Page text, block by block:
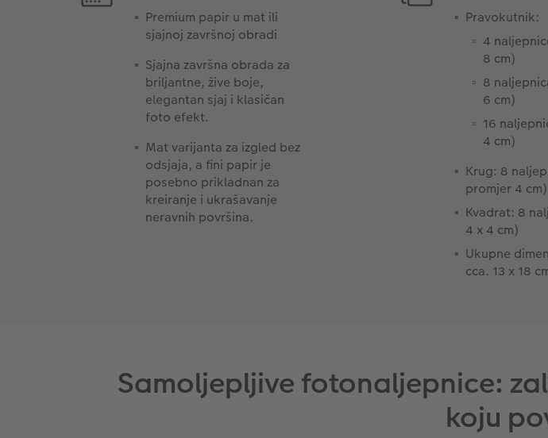
Premium papir u mat ili
sjajnoj završnoj obradi
Sjajna završna obrada za
briljantne, žive boje,
elegantan sjaj i klasičan
foto efekt.
Mat varijanta za izgled bez
odsjaja, a fini papir je
posebno prikladnan za
kreiranje i ukrašavanje
neravnih površina.
Pravokutnik:
4
8 cm)
8
6 cm)
16
4 cm)
Krug: 8
promjer 4 cm)
Kvadrat: 8
4 x 4 cm)
Ukupne
cca. 13 x 18
Samoljepljive fotonaljepnice:
koju